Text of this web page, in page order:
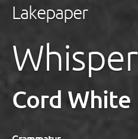
Lakepaper
Whisper
Cord White